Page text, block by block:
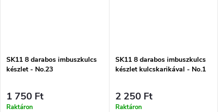
SK11 8 darabos imbuszkulcs
készlet - No.23
1 750 Ft
Raktáron
SK11 8 darabos imbuszkulcs
készlet kulcskarikával - No.1
2 250 Ft
Raktáron